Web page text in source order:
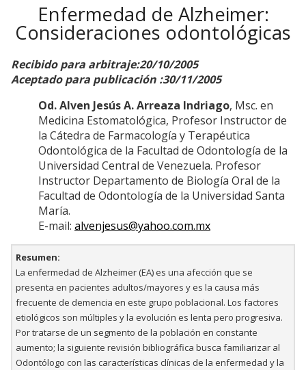
Enfermedad de Alzheimer:
Consideraciones odontológicas
Recibido para arbitraje:20/10/2005
Aceptado para publicación :30/11/2005
Od. Alven Jesús A. Arreaza Indriago, Msc. en
Medicina Estomatológica, Profesor Instructor de
la Cátedra de Farmacología y Terapéutica
Odontológica de la Facultad de Odontología de la
Universidad Central de Venezuela. Profesor
Instructor Departamento de Biología Oral de la
Facultad de Odontología de la Universidad Santa
María.
E-mail: alvenjesus@yahoo.com.mx
Resumen:
La enfermedad de Alzheimer (EA) es una afección que se
presenta en pacientes adultos/mayores y es la causa más
frecuente de demencia en este grupo poblacional. Los factores
etiológicos son múltiples y la evolución es lenta pero progresiva.
Por tratarse de un segmento de la población en constante
aumento; la siguiente revisión bibliográfica busca familiarizar al
Odontólogo con las características clínicas de la enfermedad y la